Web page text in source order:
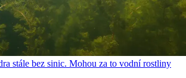
stále bez sinic. Mohou za to vodní rostliny